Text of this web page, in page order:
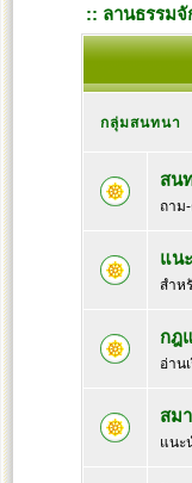
:: ลานธรรมจั
กลุ่มสนทนา
สน
ถาม
แน
สำห
กฎ
อ่าน
สม
แนะ